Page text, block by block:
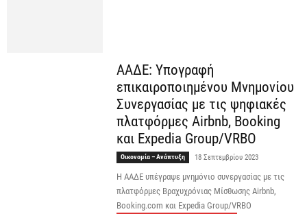
ΑΑΔΕ: Υπογραφή
επικαιροποιημένου Μνημονίου
Συνεργασίας με τις ψηφιακές
πλατφόρμες Airbnb, Booking
και Expedia Group/VRBO
Οικονομία – Ανάπτυξη 18 Σεπτεμβρίου 2023
Η ΑΑΔΕ υπέγραψε μνημόνιο συνεργασίας με τις
πλατφόρμες Βραχυχρόνιας Μίσθωσης Airbnb,
Booking.com και Expedia Group/VRBO